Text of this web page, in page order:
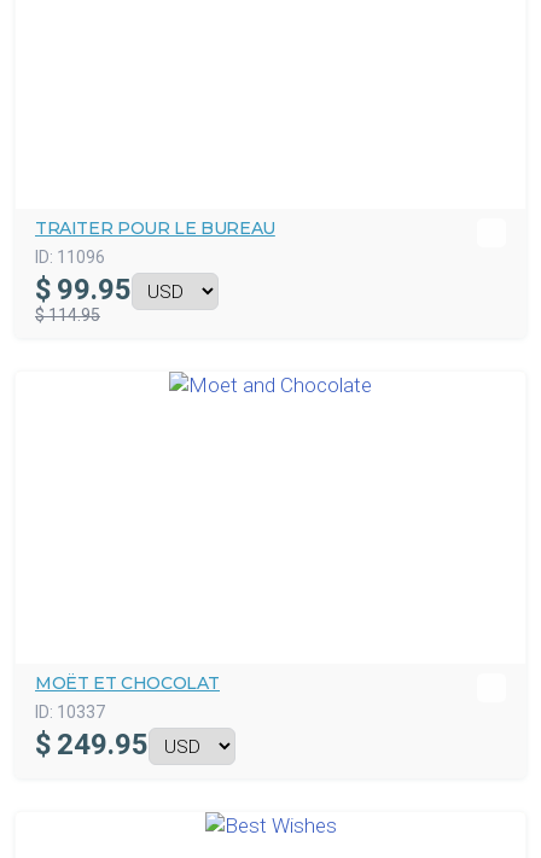
TRAITER POUR LE BUREAU
ID: 11096
$ 99.95
$ 114.95
MOËT ET CHOCOLAT
ID: 10337
$ 249.95